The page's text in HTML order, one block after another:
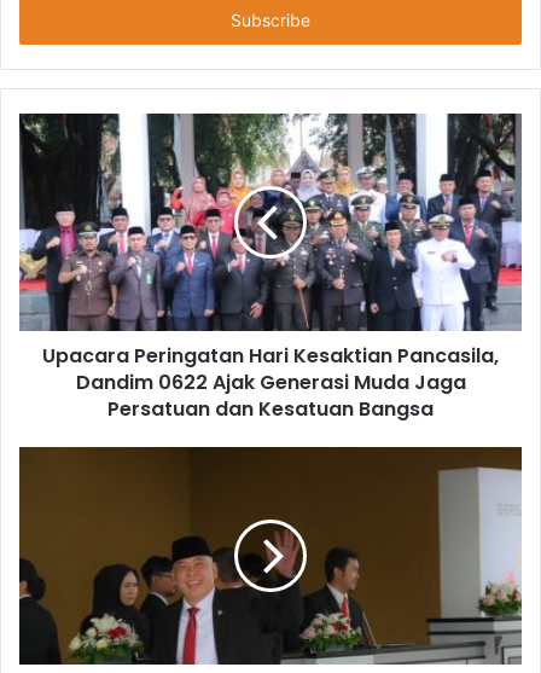
Upacara Peringatan Hari Kesaktian Pancasila,
Dandim 0622 Ajak Generasi Muda Jaga
Persatuan dan Kesatuan Bangsa